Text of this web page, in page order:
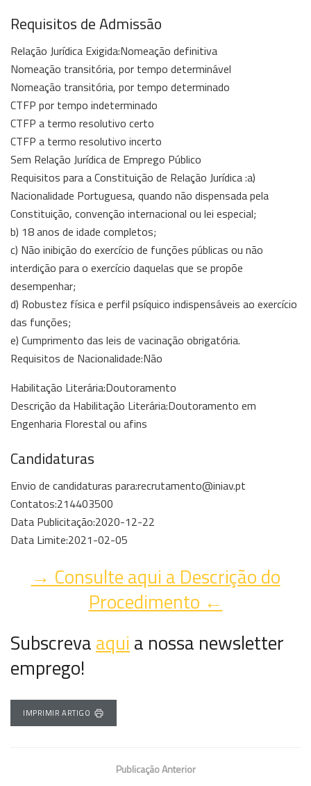
Requisitos de Admissão
Relação Jurídica Exigida:Nomeação definitiva
Nomeação transitória, por tempo determinável
Nomeação transitória, por tempo determinado
CTFP por tempo indeterminado
CTFP a termo resolutivo certo
CTFP a termo resolutivo incerto
Sem Relação Jurídica de Emprego Público
Requisitos para a Constituição de Relação Jurídica :a)
Nacionalidade Portuguesa, quando não dispensada pela
Constituição, convenção internacional ou lei especial;
b) 18 anos de idade completos;
c) Não inibição do exercício de funções públicas ou não
interdição para o exercício daquelas que se propõe
desempenhar;
d) Robustez física e perfil psíquico indispensáveis ao exercício
das funções;
e) Cumprimento das leis de vacinação obrigatória.
Requisitos de Nacionalidade:Não
Habilitação Literária:Doutoramento
Descrição da Habilitação Literária:Doutoramento em
Engenharia Florestal ou afins
Candidaturas
Envio de candidaturas para:recrutamento@iniav.pt
Contatos:214403500
Data Publicitação:2020-12-22
Data Limite:2021-02-05
→ Consulte aqui a Descrição do
Procedimento ←
Subscrevaaqui a nossa newsletter
emprego!
IMPRIMIR ARTIGO
Publicação Anterior